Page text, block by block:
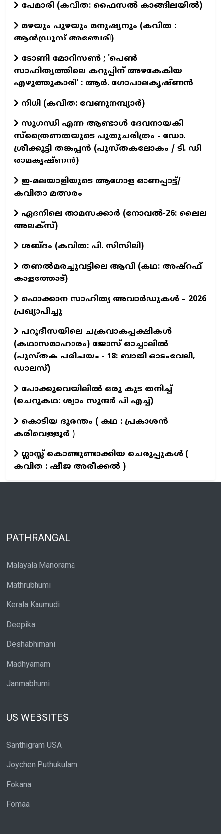
പേമാരി (കവിത: ഫൈസല്‍ കാങ്ങിലയില്‍)
മഴയും പുഴയും മനുഷ്യനും (കവിത :
ആൻഡ്രൂസ് അഞ്ചേരി)
ടോണി മോറിസൺ ; 'പെൺ
സാഹിത്യത്തിലെ കറുപ്പിന് അഴകേകിയ
എഴുത്തുകാരി' : ആർ. ഗോപാലകൃഷ്ണൻ
നിധി (കവിത: വേണുനമ്പ്യാർ)
സുഗന്ധി എന്ന ആണ്ടാള്‍ ദേവനായകി
സ്ത്രൈണതയുടെ പുതുചരിത്രം - ഡോ.
ശ്രീക്കുട്ടി തങ്കപ്പന്‍ (പുസ്തകലോകം / ടി. ഡി
രാമകൃഷ്ണന്‍)
ഇ-മലയാളിയുടെ ആഗോള ഓണപ്പാട്ട്/
കവിതാ മത്സരം
ഏദനിലെ താമസക്കാർ (നോവല്‍-26: ലൈല
അലക്‌സ്)
ശബ്ദം (കവിത: പി. സിസിലി)
തണൽമരച്ചുവട്ടിലെ ആവി (കഥ: അഷ്‌റഫ്
കാളത്തോട്)
ഫൊക്കാന സാഹിത്യ അവാർഡുകൾ – 2026
പ്രഖ്യാപിച്ചു
പറുദീസയിലെ ചക്രവാകപ്പക്ഷികൾ
(കഥാസമാഹാരം) ജോസ് ഓച്ചാലിൽ
(പുസ്തക പരിചയം - 18: ബാജി ഓടംവേലി,
ഡാലസ്)
പോക്കുവെയിലിൽ ഒരു കുട തനിച്ച്
(ചെറുകഥ: ശ്യാം സുന്ദര്‍ പി എച്ച്)
കൊടിയ ദുരന്തം ( കഥ : പ്രകാശൻ
കരിവെള്ളൂർ )
ഗ്ലാസ്സ് കൊണ്ടുണ്ടാക്കിയ ചെരുപ്പുകൾ (
കവിത : ഷീജ അരീക്കൽ )
PATHRANGAL
Malayala Manorama
Mathrubhumi
Kerala Kaumudi
Deepika
Deshabhimani
Madhyamam
Janmabhumi
US WEBSITES
Santhigram USA
Joychen Puthukulam
Fokana
Fomaa